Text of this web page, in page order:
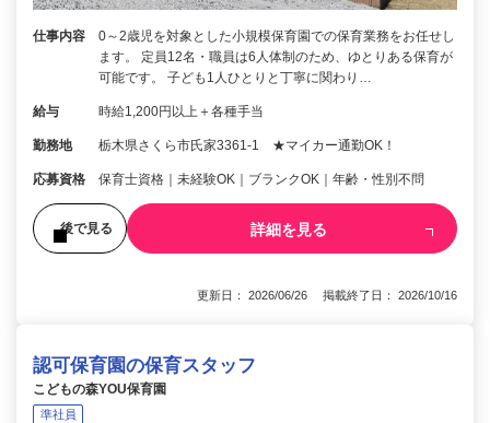
仕事内容
0～2歳児を対象とした小規模保育園での保育業務をお任せし
ます。 定員12名・職員は6人体制のため、ゆとりある保育が
可能です。 子ども1人ひとりと丁寧に関わり…
給与 時給1,200円以上＋各種手当
勤務地 栃木県さくら市氏家3361‐1 ★マイカー通勤OK！
応募資格 保育士資格｜未経験OK｜ブランクOK｜年齢・性別不問
後で見る 詳細を見る
更新日： 2026/06/26 掲載終了日： 2026/10/16
認可保育園の保育スタッフ
こどもの森YOU保育園
準社員